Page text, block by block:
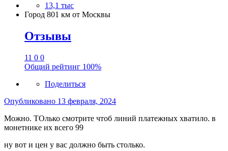
13,1 тыс
Город 801 км от Москвы
Отзывы
11 0 0
Общий рейтинг 100%
Поделиться
Опубликовано 13 февраля, 2024
Можно. ТОлько смотрите чтоб линий платежных хватило. в
монетнике их всего 99
ну вот и цен у вас должно быть столько.